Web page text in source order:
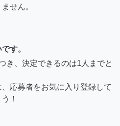
せん。
す。
き、決定できるのは1人までと
応募者をお気に入り登録して
！